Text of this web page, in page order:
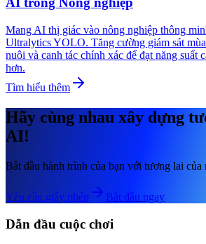
Mang AI thị giác vào nông nghiệp thông
Ultralytics YOLO. Tăng cường giám sát
nuôi và canh tác chính xác để đạt năng suất
hơn.
Tìm hiểu thêm
Hãy cùng nhau xây dựng
AI!
Bắt đầu hành trình của bạn với tương lai của
Yêu cầu giấy phép Bắt đầu ngay
Dẫn đầu cuộc chơi